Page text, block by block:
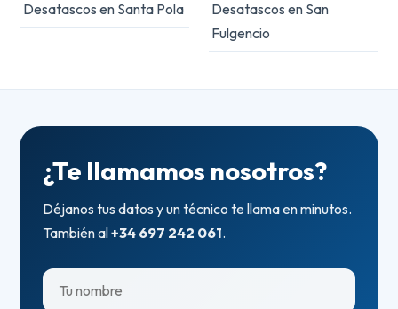
Desatascos en Santa Pola
Desatascos en San
Fulgencio
¿Te llamamos nosotros?
Déjanos tus datos y un técnico te llama en minutos.
También al+34 697 242 061.